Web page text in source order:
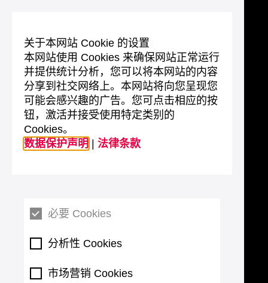
关于本网站 Cookie 的设置
本网站使用 Cookies 来确保网站正常运行
并提供统计分析，您可以将本网站的内容
分享到社交网络上。本网站将向您呈现您
可能会感兴趣的广告。您可点击相应的按
钮，激活并接受使用特定类别的
Cookies。
数据保护声明
法律条款
必要 Cookies
分析性 Cookies
市场营销 Cookies